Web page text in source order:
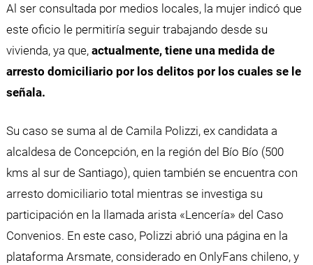
Al ser consultada por medios locales, la mujer indicó que
este oficio le permitiría seguir trabajando desde su
vivienda, ya que,actualmente, tiene una medida de
arresto domiciliario por los delitos por los cuales se le
señala.
Su caso se suma al de Camila Polizzi, ex candidata a
alcaldesa de Concepción, en la región del Bío Bío (500
kms al sur de Santiago), quien también se encuentra con
arresto domiciliario total mientras se investiga su
participación en la llamada arista «Lencería» del Caso
Convenios. En este caso, Polizzi abrió una página en la
plataforma Arsmate, considerado en OnlyFans chileno, y